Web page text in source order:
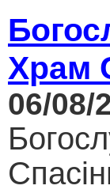
Храм
06/08/